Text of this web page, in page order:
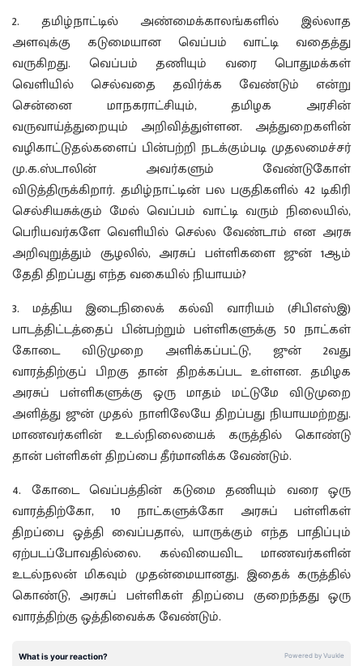
2. தமிழ்நாட்டில் அண்மைக்காலங்களில் இல்லாத
அளவுக்கு கடுமையான வெப்பம் வாட்டி வதைத்து
வருகிறது. வெப்பம் தணியும் வரை பொதுமக்கள்
வெளியில் செல்வதை தவிர்க்க வேண்டும் என்று
சென்னை மாநகராட்சியும், தமிழக அரசின்
வருவாய்த்துறையும் அறிவித்துள்ளன. அத்துறைகளின்
வழிகாட்டுதல்களைப் பின்பற்றி நடக்கும்படி முதலமைச்சர்
மு.க.ஸ்டாலின் அவர்களும் வேண்டுகோள்
விடுத்திருக்கிறார். தமிழ்நாட்டின் பல பகுதிகளில் 42 டிகிரி
செல்சியசுக்கும் மேல் வெப்பம் வாட்டி வரும் நிலையில்,
பெரியவர்களே வெளியில் செல்ல வேண்டாம் என அரசு
அறிவுறுத்தும் சூழலில், அரசுப் பள்ளிகளை ஜுன் 1ஆம்
தேதி திறப்பது எந்த வகையில் நியாயம்?
3. மத்திய இடைநிலைக் கல்வி வாரியம் (சிபிஎஸ்இ)
பாடத்திட்டத்தைப் பின்பற்றும் பள்ளிகளுக்கு 50 நாட்கள்
கோடை விடுமுறை அளிக்கப்பட்டு, ஜுன் 2வது
வாரத்திற்குப் பிறகு தான் திறக்கப்பட உள்ளன. தமிழக
அரசுப் பள்ளிகளுக்கு ஒரு மாதம் மட்டுமே விடுமுறை
அளித்து ஜுன் முதல் நாளிலேயே திறப்பது நியாயமற்றது.
மாணவர்களின் உடல்நிலையைக் கருத்தில் கொண்டு
தான் பள்ளிகள் திறப்பை தீர்மானிக்க வேண்டும்.
4. கோடை வெப்பத்தின் கடுமை தணியும் வரை ஒரு
வாரத்திற்கோ, 10 நாட்களுக்கோ அரசுப் பள்ளிகள்
திறப்பை ஒத்தி வைப்பதால், யாருக்கும் எந்த பாதிப்பும்
ஏற்படப்போவதில்லை. கல்வியைவிட மாணவர்களின்
உடல்நலன் மிகவும் முதன்மையானது. இதைக் கருத்தில்
கொண்டு, அரசுப் பள்ளிகள் திறப்பை குறைந்தது ஒரு
வாரத்திற்கு ஒத்திவைக்க வேண்டும்.